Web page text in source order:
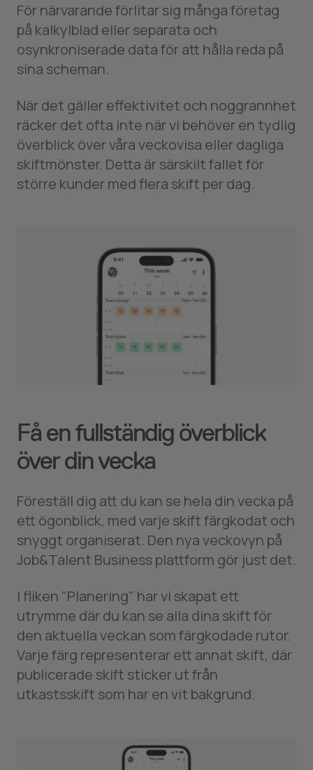
För närvarande förlitar sig många företag
på kalkylblad eller separata och
osynkroniserade data för att hålla reda på
sina scheman.
När det gäller effektivitet och noggrannhet
räcker det ofta inte när vi behöver en tydlig
överblick över våra veckovisa eller dagliga
skiftmönster. Detta är särskilt fallet för
större kunder med flera skift per dag.
Få en fullständig överblick
över din vecka
Föreställ dig att du kan se hela din vecka på
ett ögonblick, med varje skift färgkodat och
snyggt organiserat. Den nya veckovyn på
Job&Talent Business plattform gör just det.
I fliken "Planering" har vi skapat ett
utrymme där du kan se alla dina skift för
den aktuella veckan som färgkodade rutor.
Varje färg representerar ett annat skift, där
publicerade skift sticker ut från
utkastsskift som har en vit bakgrund.